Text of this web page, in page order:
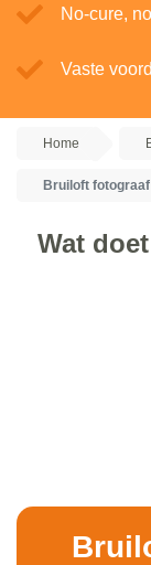
No-cure,
Vaste
Home
Bruiloft
Wat